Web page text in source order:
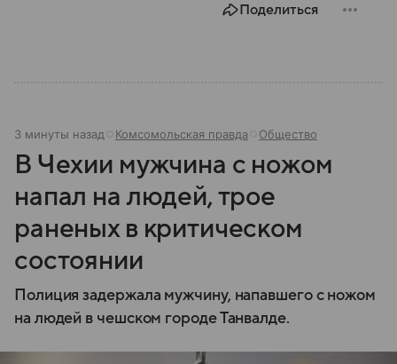
Поделиться
3 минуты назад Комсомольская правда Общество
В Чехии мужчина с ножом
напал на людей, трое
раненых в критическом
состоянии
Полиция задержала мужчину, напавшего с ножом
на людей в чешском городе Танвалде.